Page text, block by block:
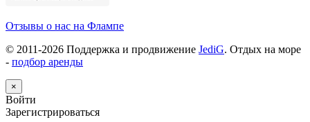
Отзывы о нас на Флампе
© 2011-2026 Поддержка и продвижение JediG. Отдых на море
- подбор аренды
×
Войти
Зарегистрироваться